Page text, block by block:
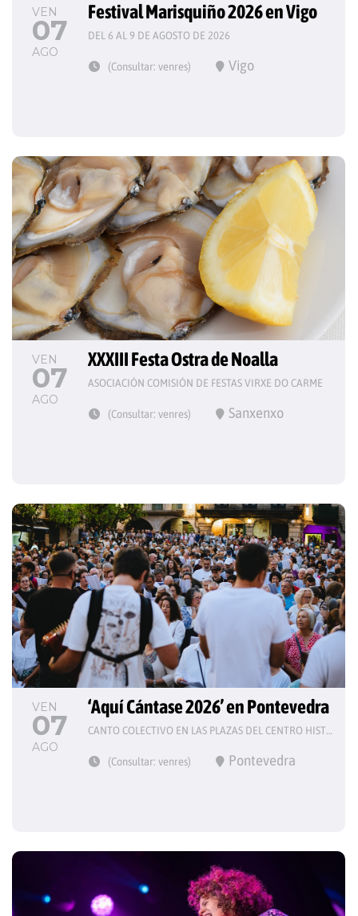
VEN
07
AGO
Festival Marisquiño 2026 en Vigo
DEL 6 AL 9 DE AGOSTO DE 2026
(Consultar: venres) Vigo
VEN
07
AGO
XXXIII Festa Ostra de Noalla
ASOCIACIÓN COMISIÓN DE FESTAS VIRXE DO CARME
(Consultar: venres) Sanxenxo
VEN
07
AGO
‘Aquí Cántase 2026’ en Pontevedra
CANTO COLECTIVO EN LAS PLAZAS DEL CENTRO HISTÓRICO
(Consultar: venres) Pontevedra